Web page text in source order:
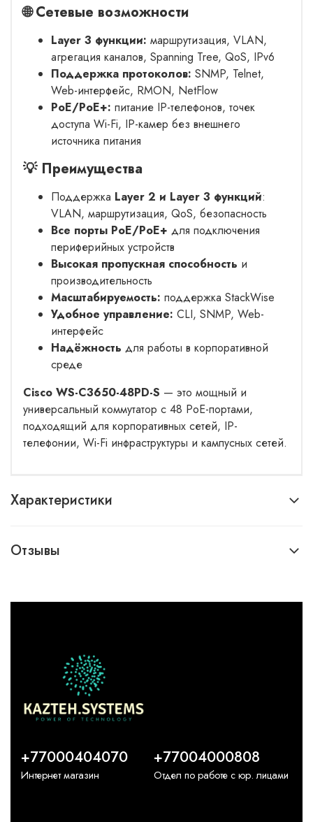
🌐 Сетевые возможности
Layer 3 функции: маршрутизация, VLAN,
агрегация каналов, Spanning Tree, QoS, IPv6
Поддержка протоколов: SNMP, Telnet,
Web-интерфейс, RMON, NetFlow
PoE/PoE+: питание IP-телефонов, точек
доступа Wi-Fi, IP-камер без внешнего
источника питания
💡 Преимущества
Поддержка Layer 2 и Layer 3 функций:
VLAN, маршрутизация, QoS, безопасность
Все порты PoE/PoE+ для подключения
периферийных устройств
Высокая пропускная способность и
производительность
Масштабируемость: поддержка StackWise
Удобное управление: CLI, SNMP, Web-
интерфейс
Надёжность для работы в корпоративной
среде
Cisco WS-C3650-48PD-S — это мощный и
универсальный коммутатор с 48 PoE-портами,
подходящий для корпоративных сетей, IP-
телефонии, Wi-Fi инфраструктуры и кампусных сетей.
Характеристики
Отзывы
+77000404070
Интернет магазин
+77004000808
Отдел по работе с юр. лицами